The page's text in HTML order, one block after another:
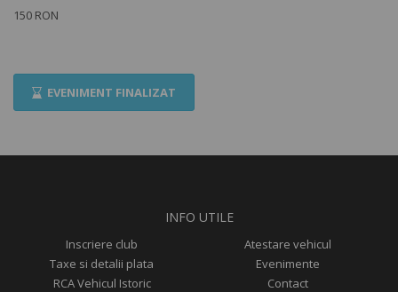
150 RON
EVENIMENT FINALIZAT
INFO UTILE
Inscriere club
Atestare vehicul
Taxe si detalii plata
Evenimente
RCA Vehicul Istoric
Contact